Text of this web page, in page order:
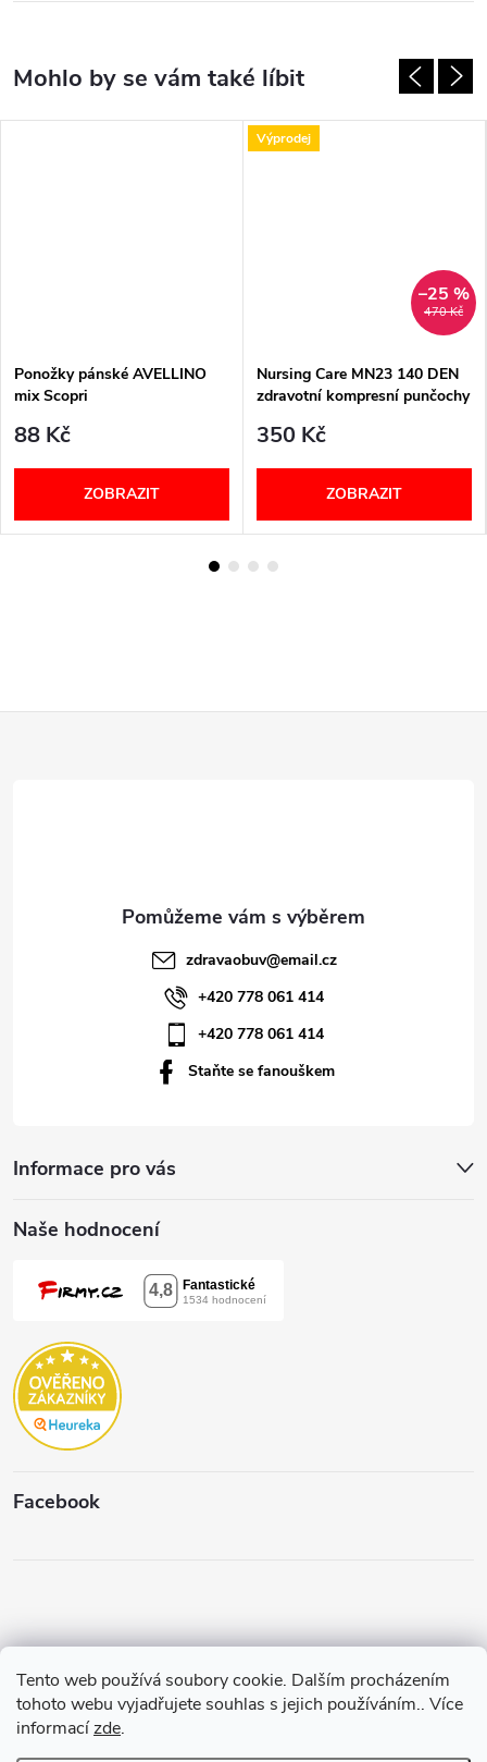
Tento web používá soubory cookie. Dalším procházením
tohoto webu vyjadřujete souhlas s jejich používáním.. Více
informacízde.
Ponožky pánské AVELLINO
mix Scopri
88 Kč
ZOBRAZIT
Výprodej
470 Kč
–25 %
Nursing Care MN23 140 DEN
zdravotní kompresní punčochy
350 Kč
ZOBRAZIT
Informace pro vás
Naše hodnocení
Facebook
zdravaobuv@email.cz
+420 778 061 414
+420 778 061 414
Staňte se fanouškem
Copyright 2026 Štěpánková & C. . Všechna práva vyhrazena.
Upravit
nastavení cookies